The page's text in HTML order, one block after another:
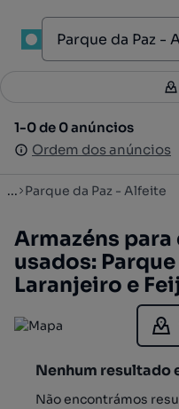
1-0 de 0 anúncios
Ordem dos anúncios
1-0 de 0 anúncios
Ordem dos anúncios
... Parque da Paz - Alfeite
Armazéns
usados:
Laranjeiro e
Nenhum resultado
Não encontrámos